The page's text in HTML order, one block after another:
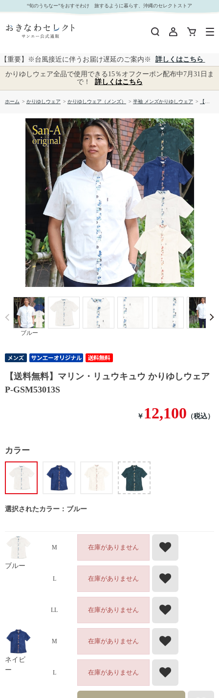
【送料無料】マリン・リュウキュウ かりゆしウェア P-GSM53013S｜おきなわセレクト サンエ
ー公式通販
“旬のうちなー”をおすそわけ 旅するように暮らす、沖縄のセレクトストア
【重要】※台風接近に伴うお届け遅延のご案内※
詳しくはこちら
かりゆしウェア全品で使用できる15％オフクーポン配布中7月31日ま
で！
詳しくはこちら
ホーム > かりゆしウェア > かりゆしウェア（メンズ） > 半袖 メンズかりゆしウェア > 【送料無料】マリン・リュウキュウ かりゆしウェア P-GSM53013S
ブルー
Prev
【送料無料】マリン・リュウキュウ かりゆしウェア
P-GSM53013S
￥ 12,100 （税込）
カラー
選択されたカラー：ブルー
ブルー
M 在庫がありません
L 在庫がありません
LL 在庫がありません
ネイビ
ー
M 在庫がありません
L 在庫がありません